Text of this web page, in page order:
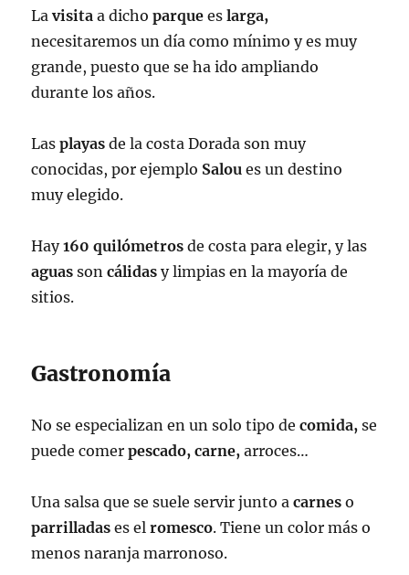
Lavisita a dichoparque eslarga,
necesitaremos un día como mínimo y es muy
grande, puesto que se ha ido ampliando
durante los años.
Lasplayas de la costa Dorada son muy
conocidas, por ejemplo Salou es un destino
muy elegido.
Hay160 quilómetros de costa para elegir, y las
aguas soncálidas y limpias en la mayoría de
sitios.
Gastronomía
No se especializan en un solo tipo decomida, se
puede comerpescado, carne, arroces…
Una salsa que se suele servir junto acarnes o
parrilladas es elromesco. Tiene un color más o
menos naranja marronoso.